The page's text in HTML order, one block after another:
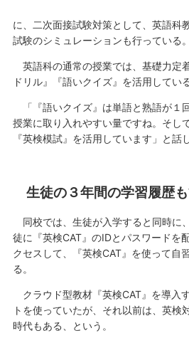
に、二次面接試験対策として、英語科
試験のシミュレーションも行っている。
英語科の通常の授業では、基礎力定
ドリル』『語いクイズ』を活用している
「『語いクイズ』は単語と熟語が１
授業に取り入れやすい量ですね。そし
『英検模試』を活用しています」と話
生徒の３年間の学習履歴
同校では、生徒が入学すると同時に
徒に『英検CAT』のIDとパスワードを
クセスして、『英検CAT』を使って自
る。
クラウド型教材『英検CAT』を導入
トを使っていたが、それ以前は、英検
時代もある、という。